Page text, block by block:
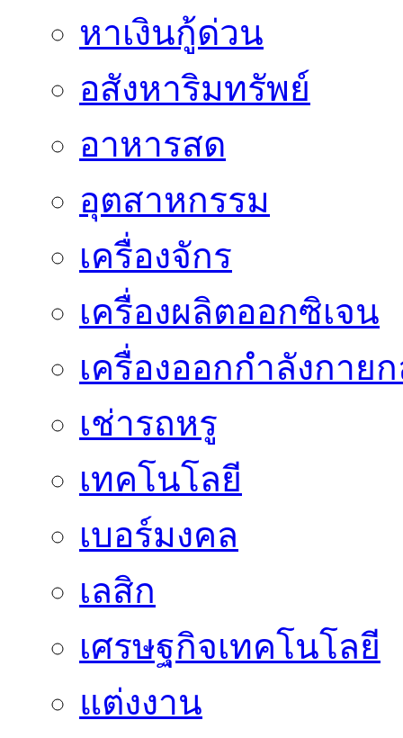
หาเงินกู้ด่วน
อสังหาริมทรัพย์
อาหารสด
อุตสาหกรรม
เครื่องจักร
เครื่องผลิตออกซิเจน
เครื่องออกกำลังกาย
เช่ารถหรู
เทคโนโลยี
เบอร์มงคล
เลสิก
เศรษฐกิจเทคโนโลยี
แต่งงาน